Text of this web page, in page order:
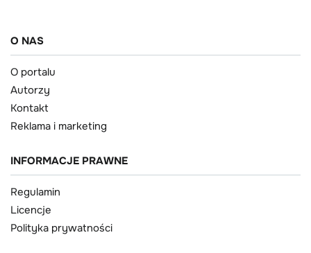
O NAS
O portalu
Autorzy
Kontakt
Reklama i marketing
INFORMACJE PRAWNE
Regulamin
Licencje
Polityka prywatności